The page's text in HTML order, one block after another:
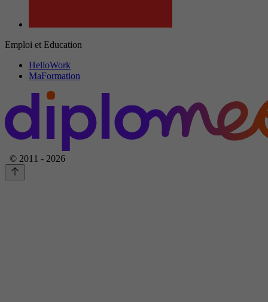
Emploi et Education
HelloWork
MaFormation
© 2011 - 2026